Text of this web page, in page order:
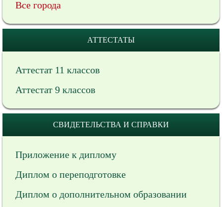
Все города
АТТЕСТАТЫ
Аттестат 11 классов
Аттестат 9 классов
СВИДЕТЕЛЬСТВА И СПРАВКИ
Приложение к диплому
Диплом о переподготовке
Диплом о дополнительном образовании